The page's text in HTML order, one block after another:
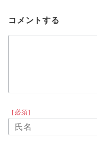
コメントする
［必須］